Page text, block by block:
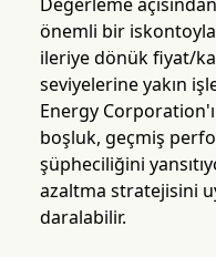
önemli bir
ileriye dönük fiyat/
seviyelerine yakın
Energy
boşluk, geçmiş
şüpheciliğini
azaltma stratejisini
daralabilir.